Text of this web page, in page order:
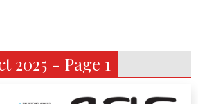
2025 - Page 1